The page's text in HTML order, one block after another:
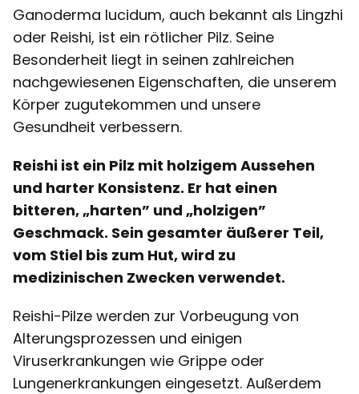
Ganoderma lucidum, auch bekannt als Lingzhi
oder Reishi, ist ein rötlicher Pilz. Seine
Besonderheit liegt in seinen zahlreichen
nachgewiesenen Eigenschaften, die unserem
Körper zugutekommen und unsere
Gesundheit verbessern.
Reishi ist ein Pilz mit holzigem Aussehen
und harter Konsistenz. Er hat einen
bitteren, „harten” und „holzigen”
Geschmack. Sein gesamter äußerer Teil,
vom Stiel bis zum Hut,wird zu
medizinischen Zwecken verwendet.
Reishi-Pilze werden zur Vorbeugung von
Alterungsprozessen und einigen
Viruserkrankungen wie Grippe oder
Lungenerkrankungen eingesetzt. Außerdem